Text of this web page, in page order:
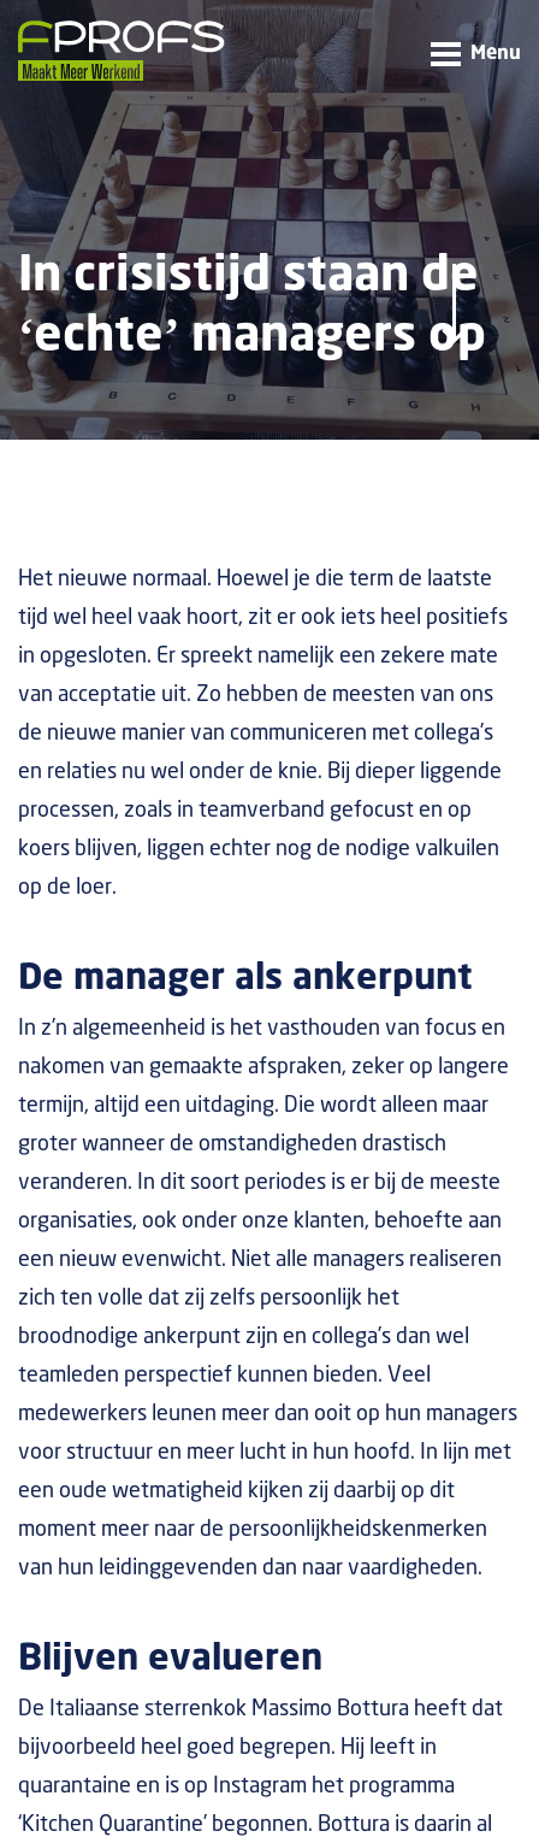
Menu
In crisistijd staan de
‘echte’ managers op
Het nieuwe normaal. Hoewel je die term de laatste
tijd wel heel vaak hoort, zit er ook iets heel positiefs
in opgesloten. Er spreekt namelijk een zekere mate
van acceptatie uit. Zo hebben de meesten van ons
de nieuwe manier van communiceren met collega’s
en relaties nu wel onder de knie. Bij dieper liggende
processen, zoals in teamverband gefocust en op
koers blijven, liggen echter nog de nodige valkuilen
op de loer.
De manager als ankerpunt
In z’n algemeenheid is het vasthouden van focus en
nakomen van gemaakte afspraken, zeker op langere
termijn, altijd een uitdaging. Die wordt alleen maar
groter wanneer de omstandigheden drastisch
veranderen. In dit soort periodes is er bij de meeste
organisaties, ook onder onze klanten, behoefte aan
een nieuw evenwicht. Niet alle managers realiseren
zich ten volle dat zij zelfs persoonlijk het
broodnodige ankerpunt zijn en collega’s dan wel
teamleden perspectief kunnen bieden. Veel
medewerkers leunen meer dan ooit op hun managers
voor structuur en meer lucht in hun hoofd. In lijn met
een oude wetmatigheid kijken zij daarbij op dit
moment meer naar de persoonlijkheidskenmerken
van hun leidinggevenden dan naar vaardigheden.
Blijven evalueren
De Italiaanse sterrenkok Massimo Bottura heeft dat
bijvoorbeeld heel goed begrepen. Hij leeft in
quarantaine en is op Instagram het programma
‘Kitchen Quarantine’ begonnen. Bottura is daarin al